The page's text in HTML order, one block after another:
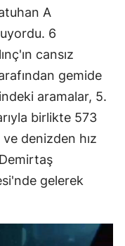
A
6
cansız
gemide
aramalar, 5.
birlikte 573
denizden hız
gelerek